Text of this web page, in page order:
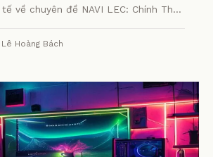
về chuyên đề NAVI LEC: Chính Thức
Hoàng Bách